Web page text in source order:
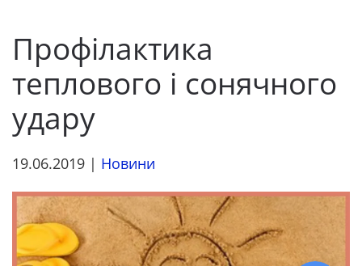
Профілактика
теплового і сонячного
удару
19.06.2019 | Новини